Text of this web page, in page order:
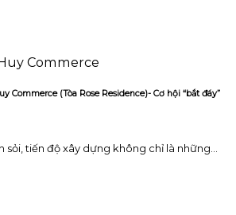
Commerce (Tòa Rose Residence)- Cơ hội “bắt đáy”
sỏi, tiến độ xây dựng không chỉ là những...